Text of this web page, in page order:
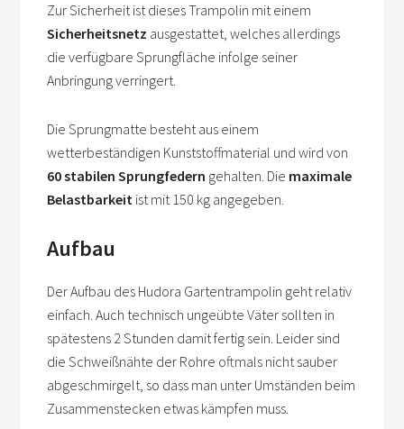
Zur Sicherheit ist dieses Trampolin mit einem
Sicherheitsnetz ausgestattet, welches allerdings
die verfügbare Sprungfläche infolge seiner
Anbringung verringert.
Die Sprungmatte besteht aus einem
wetterbeständigen Kunststoffmaterial und wird von
60 stabilen Sprungfedern gehalten. Die maximale
Belastbarkeit ist mit 150 kg angegeben.
Aufbau
Der Aufbau des Hudora Gartentrampolin geht relativ
einfach. Auch technisch ungeübte Väter sollten in
spätestens 2 Stunden damit fertig sein. Leider sind
die Schweißnähte der Rohre oftmals nicht sauber
abgeschmirgelt, so dass man unter Umständen beim
Zusammenstecken etwas kämpfen muss.